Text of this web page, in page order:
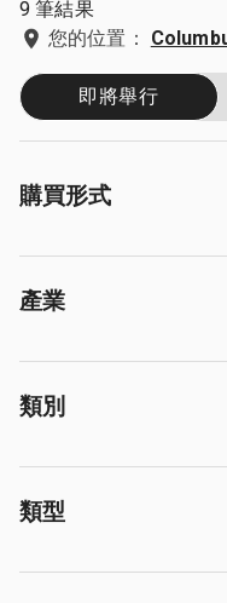
9 筆結果
您的位置：
即將舉行
購買形式
產業
類別
類型